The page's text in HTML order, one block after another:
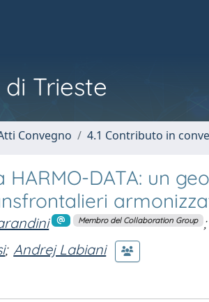
Trieste
Convegno 4.1 Contributo in
DATA: un
Membro del Collaboration Group ;
; Andrej Labiani